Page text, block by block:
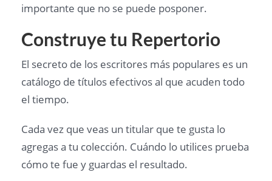
importante que no se puede posponer.
Construye tu Repertorio
El secreto de los escritores más populares es un
catálogo de títulos efectivos al que acuden todo
el tiempo.
Cada vez que veas un titular que te gusta lo
agregas a tu colección. Cuándo lo utilices prueba
cómo te fue y guardas el resultado.